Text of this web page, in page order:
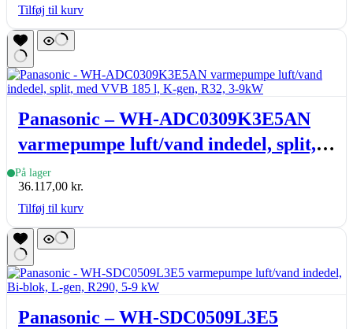
Tilføj til kurv
Panasonic – WH-ADC0309K3E5AN
varmepumpe luft/vand indedel, split,
med VVB 185 l, K-gen, R32, 3-9kW
På lager
36.117,00 kr.
Tilføj til kurv
Panasonic – WH-SDC0509L3E5